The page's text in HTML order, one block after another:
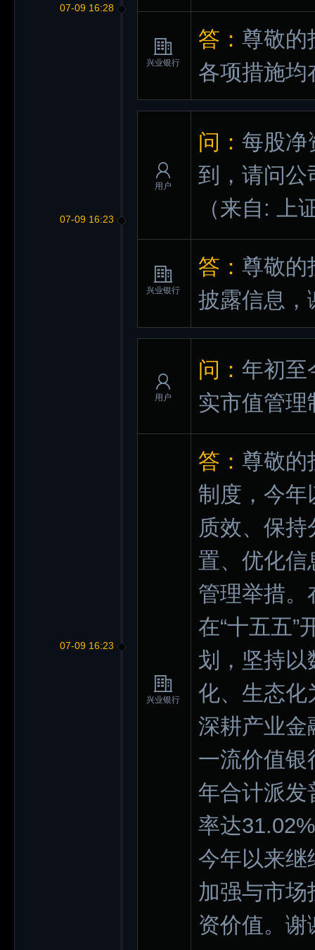
07-09 16:28
兴业银行
答： 尊敬的
各项措施均
07-09 16:23
用户
问： 每股净
到，请问公
（来自: 上
兴业银行
答： 尊敬的
披露信息，
07-09 16:23
用户
问： 年初至
实市值管理
兴业银行
答： 尊敬的
制度，今年
质效、保
置、优化信
管理举措。
在“十五五”
划，坚持以
化、生态化
深耕产业金
一流价值银
年合计派发
率达
今年以来继
加强与市
资价值。谢